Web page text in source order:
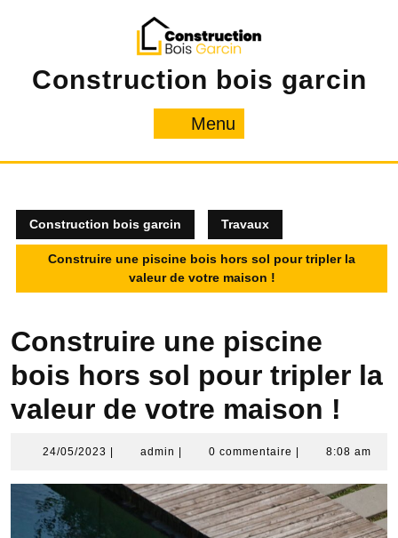
Construction bois garcin
Menu
Construction bois garcin Travaux
Construire une piscine bois hors sol pour tripler la
valeur de votre maison !
Construire une piscine
bois hors sol pour tripler la
valeur de votre maison !
24/05/2023 24/05/2023
admin admin0 commentaire 8:08 am